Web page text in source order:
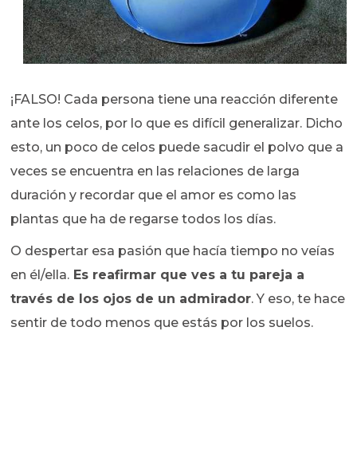
¡FALSO! Cada persona tiene una reacción diferente
ante los celos, por lo que es difícil generalizar. Dicho
esto, un poco de celos puede sacudir el polvo que a
veces se encuentra en las relaciones de larga
duración y recordar que el amor es como las
plantas que ha de regarse todos los días.
O despertar esa pasión que hacía tiempo no veías
en él/ella. Es reafirmar que ves a tu pareja a
través de los ojos de un admirador. Y eso, te hace
sentir de todo menos que estás por los suelos.